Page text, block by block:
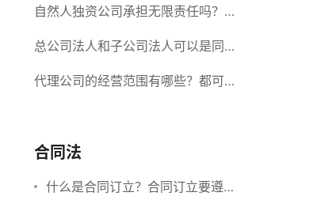
要准备什么材料？
自然人独资公司承担无限责任吗？有
限责任公司与有限责任公司的区别
总公司法人和子公司法人可以是同一
个人吗？总公司更名分公司需要更改
代理公司的经营范围有哪些？都可以
合同法
什么是合同订立？合同订立要遵守